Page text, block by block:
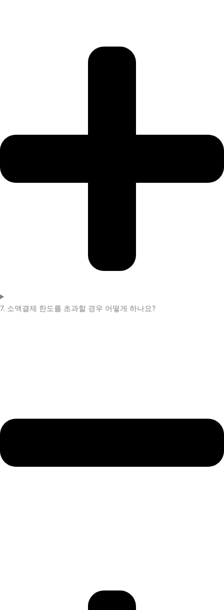
7. 소액결제 한도를 초과할 경우 어떻게 하나요?